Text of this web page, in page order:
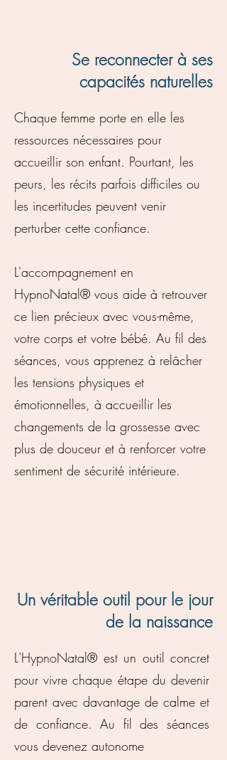
Se reconnecter à ses
capacités naturelles
Chaque femme porte en elle les
ressources nécessaires pour
accueillir son enfant. Pourtant, les
peurs, les récits parfois difficiles ou
les incertitudes peuvent venir
perturber cette confiance.
L'accompagnement en
HypnoNatal® vous aide à retrouver
ce lien précieux avec vous-même,
votre corps et votre bébé. Au fil des
séances, vous apprenez à relâcher
les tensions physiques et
émotionnelles, à accueillir les
changements de la grossesse avec
plus de douceur et à renforcer votre
sentiment de sécurité intérieure.
Un véritable outil pour le jour
de la naissance
L'HypnoNatal® est un outil concret
pour vivre chaque étape du devenir
parent avec davantage de calme et
de confiance. Au fil des séances
vous devenez autonome